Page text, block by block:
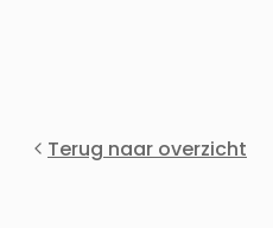
Terug naar overzicht